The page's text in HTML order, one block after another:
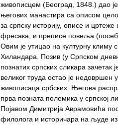
живописцем (Београд, 1848.) дао
његових манастира са описом
за српску историју, описе и
фресака, и преписе повеља
Овим је утицао на културну климу
Хиландара. Позив (у Српском
познатих српских сликара зачетак
великог труда остао је
живописаца србских. Његова
прва позната полемика у српској
Појавом Димитрија Аврамовића
филолога и историчара на људе из